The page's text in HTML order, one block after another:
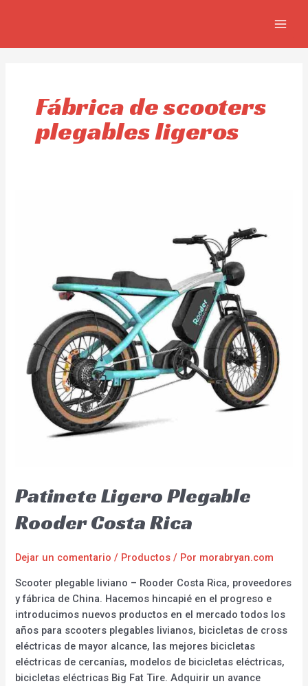
Fábrica de scooters
plegables ligeros
Patinete Ligero Plegable
Rooder Costa Rica
Dejar un comentario / Productos / Por morabryan.com
Scooter plegable liviano – Rooder Costa Rica, proveedores
y fábrica de China. Hacemos hincapié en el progreso e
introducimos nuevos productos en el mercado todos los
años para scooters plegables livianos, bicicletas de cross
eléctricas de mayor alcance, las mejores bicicletas
eléctricas de cercanías, modelos de bicicletas eléctricas,
bicicletas eléctricas Big Fat Tire. Adquirir un avance